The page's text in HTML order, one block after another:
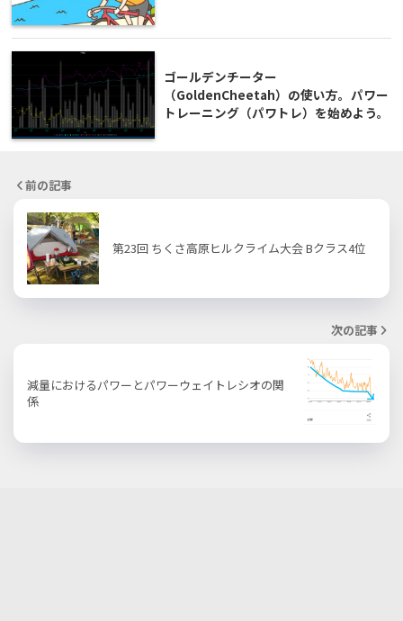
ゴールデンチーター
（GoldenCheetah）の使い方。パワー
トレーニング（パワトレ）を始めよう。
前の記事
第23回 ちくさ高原ヒルクライム大会 Bクラス4位
次の記事
減量におけるパワーとパワーウェイトレシオの関
係